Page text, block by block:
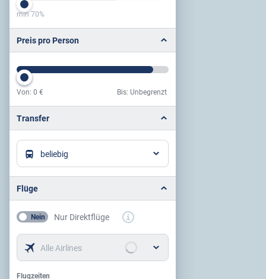
min 70%
Preis pro Person
Von: 0 € Bis: Unbegrenzt
Transfer
beliebig
Flüge
Nein Nur Direktflüge
Alle Airlines
Flugzeiten
Flugzeiten